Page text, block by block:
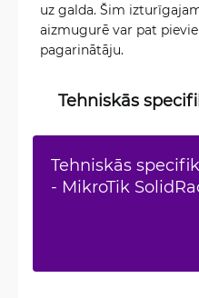
uz galda. Šim
aizmugurē var pat
pagarinātāju.
Tehniskās
Tehniskās
- MikroTik